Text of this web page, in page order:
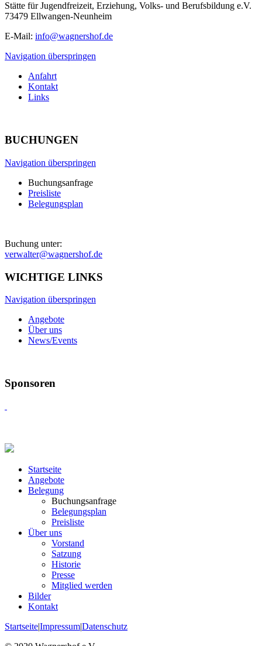
Stätte für Jugendfreizeit, Erziehung, Volks- und Berufsbildung e.V.
73479 Ellwangen-Neunheim
E-Mail: info@wagnershof.de
Navigation überspringen
Anfahrt
Kontakt
Links
BUCHUNGEN
Navigation überspringen
Buchungsanfrage
Preisliste
Belegungsplan
Buchung unter:
verwalter@wagnershof.de
WICHTIGE LINKS
Navigation überspringen
Angebote
Über uns
News/Events
Sponsoren
Startseite
Angebote
Belegung
Buchungsanfrage
Belegungsplan
Preisliste
Über uns
Vorstand
Satzung
Historie
Presse
Mitglied werden
Bilder
Kontakt
Startseite|Impressum|Datenschutz